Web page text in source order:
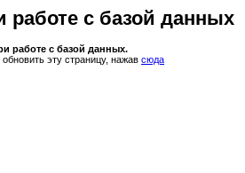
работе с базой данных
работе с базой данных.
эту страницу, нажав сюда